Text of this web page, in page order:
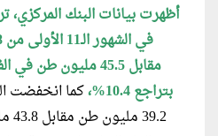
أظهرت بيانات البنك
بتراجع 10.4%،